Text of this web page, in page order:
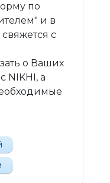
по
и в
с
о Ваших
NIKHI, а